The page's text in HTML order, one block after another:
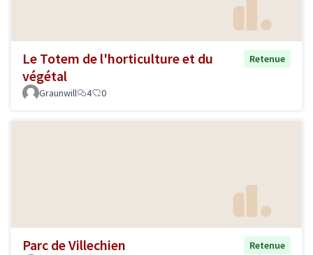
Le Totem de l'horticulture et du
végétal
Retenue
Graunwill 4 0
Parc de Villechien
Retenue